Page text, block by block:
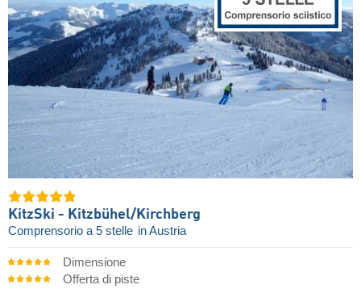
KitzSki - Kitzbühel/​Kirchberg
Comprensorio a 5 stelle in Austria
Dimensione
Offerta di piste